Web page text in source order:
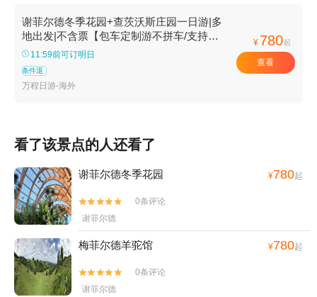
谢菲尔德冬季花园+查茨沃斯庄园一日游|多
地出发|不含票【包车定制游不拼车/支持日
定制】
11:59前可订明日
条件退
万程日游-海外
¥ 780起
查看
看了该景点的人还看了
谢菲尔德冬季花园 ¥780起


0条评论
谢菲尔德
梅菲尔德羊驼馆 ¥780起


0条评论
谢菲尔德